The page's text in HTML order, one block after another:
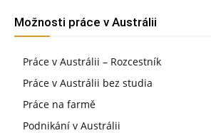
Možnosti práce v Austrálii
Práce v Austrálii – Rozcestník
Práce v Austrálii bez studia
Práce na farmě
Podnikání v Austrálii